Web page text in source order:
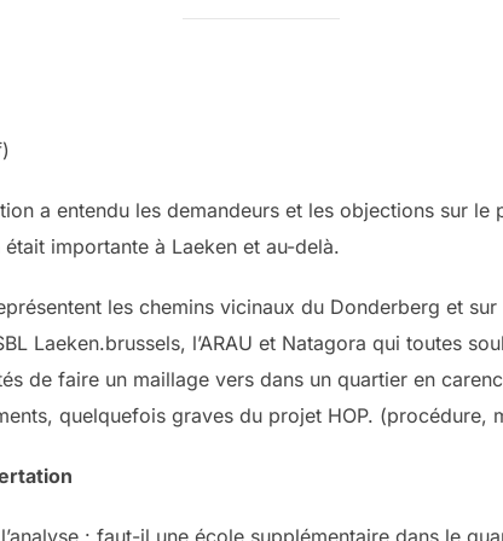
a entendu les demandeurs et les objections sur le
importante à Laeken et au-delà.
les chemins vicinaux du Donderberg et
Laeken.brussels, l’ARAU et Natagora qui toutes
de faire un maillage vers dans un quartier en
quelquefois graves du projet HOP. (procédure,